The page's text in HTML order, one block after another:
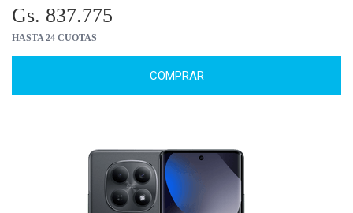
Gs. 837.775
HASTA 24 CUOTAS
COMPRAR